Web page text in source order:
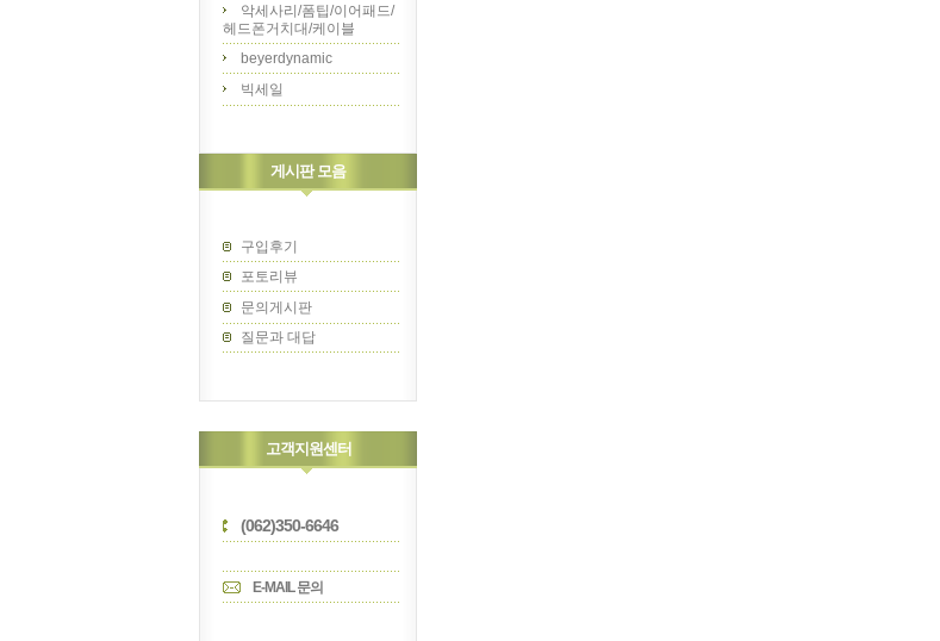
악세사리/폼팁/이어패드/
헤드폰거치대/케이블
beyerdynamic
빅세일
게시판 모음
구입후기
포토리뷰
문의게시판
질문과 대답
고객지원센터
(062)350-6646
E-MAIL 문의